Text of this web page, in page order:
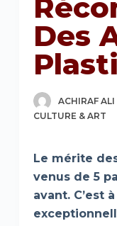
Des
ACHIRAF ALI
CULTURE & ART
Le mérite
venus de 5
avant. C’est